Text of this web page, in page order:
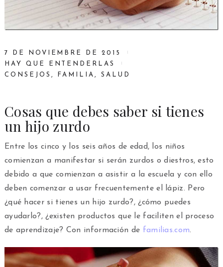
7 DE NOVIEMBRE DE 2015
HAY QUE ENTENDERLAS
CONSEJOS , FAMILIA,SALUD
Cosas que debes saber si tienes
un hijo zurdo
Entre los cinco y los seis años de edad, los niños
comienzan a manifestar si serán zurdos o diestros, esto
debido a que comienzan a asistir a la escuela y con ello
deben comenzar a usar frecuentemente el lápiz. Pero
¿qué hacer si tienes un hijo zurdo?, ¿cómo puedes
ayudarlo?, ¿existen productos que le faciliten el proceso
de aprendizaje? Con información de familias.com.